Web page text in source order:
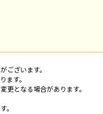
ございます。
ます。
更となる場合があります。
。